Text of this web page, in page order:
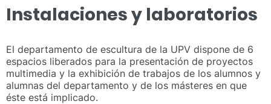
Instalaciones y laboratorios
El departamento de escultura de la UPV dispone de 6
espacios liberados para la presentación de proyectos
multimedia y la exhibición de trabajos de los alumnos y
alumnas del departamento y de los másteres en que
éste está implicado.